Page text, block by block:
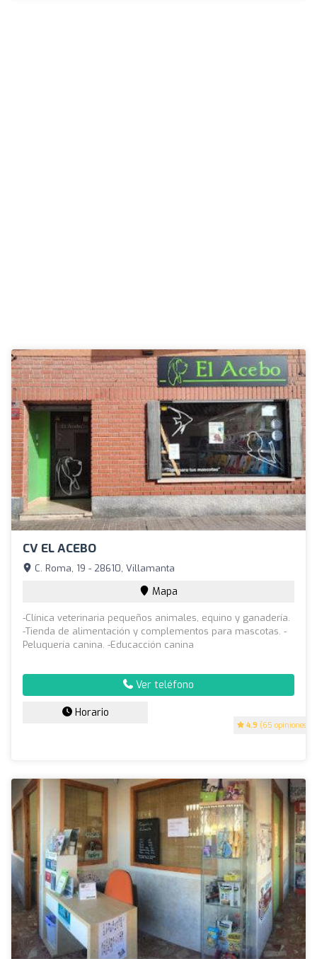
CV EL ACEBO
4.9 (65 opiniones)
C. Roma, 19 - 28610, Villamanta
Mapa
-Clínica veterinaria pequeños animales, equino y ganadería.
-Tienda de alimentación y complementos para mascotas. -
Peluquería canina. -Educacción canina
Ver teléfono
Horario